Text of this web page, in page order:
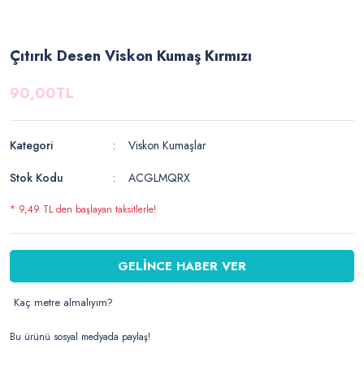
Çıtırık Desen Viskon Kumaş Kırmızı
90,00TL
Kategori
Viskon Kumaşlar
Stok Kodu
ACGLMQRX
* 9,49 TL den başlayan taksitlerle!
GELİNCE HABER VER
Kaç metre almalıyım?
Bu ürünü sosyal medyada paylaş!